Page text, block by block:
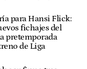
para Hansi Flick:
fichajes del
pretemporada
de Liga